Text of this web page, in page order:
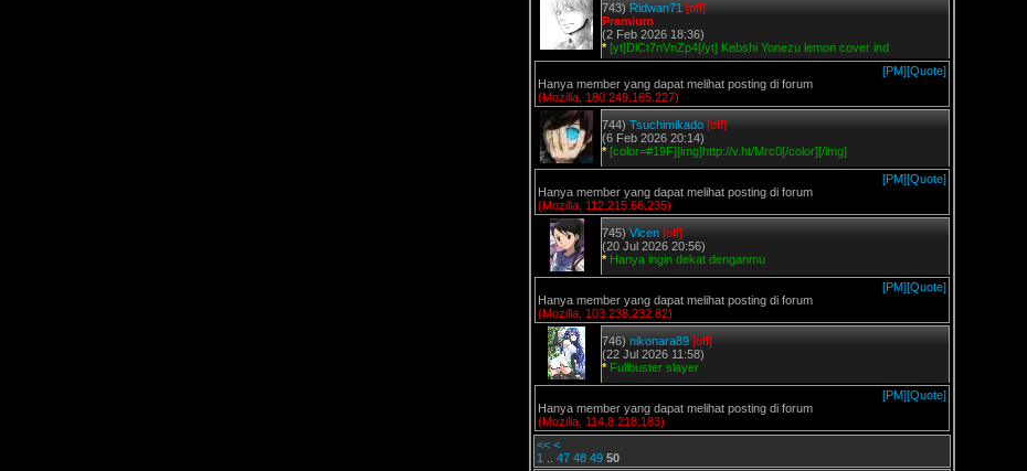
743) Ridwan71 [off]
Premium
(2 Feb 2026 18:36)
* [yt]DlCt7nVnZp4[/yt] Kebshi Yonezu lemon cover ind
[PM][Quote]
Hanya member yang dapat melihat posting di forum
(Mozilla, 180.249.165.227)
744) Tsuchimikado [off]
(6 Feb 2026 20:14)
* [color=#19F][img]http://v.ht/Mrc0[/color][/img]
[PM][Quote]
Hanya member yang dapat melihat posting di forum
(Mozilla, 112.215.66.235)
745) Vicen [off]
(20 Jul 2026 20:56)
* Hanya ingin dekat denganmu
[PM][Quote]
Hanya member yang dapat melihat posting di forum
(Mozilla, 103.238.232.82)
746) nikonara89 [off]
(22 Jul 2026 11:58)
* Fullbuster slayer
[PM][Quote]
Hanya member yang dapat melihat posting di forum
(Mozilla, 114.8.218.183)
<< <
1
47 48 49 50